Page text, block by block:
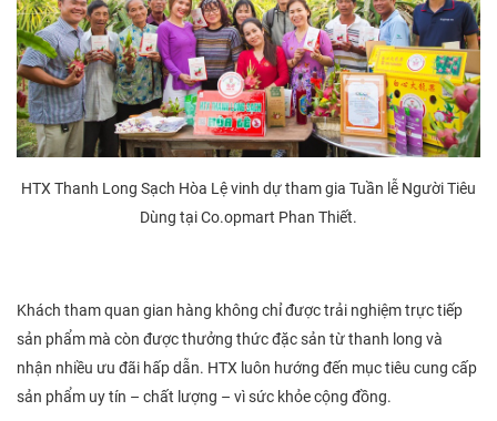
HTX Thanh Long Sạch Hòa Lệ vinh dự tham gia Tuần lễ Người Tiêu
Dùng tại Co.opmart Phan Thiết.
Khách tham quan gian hàng không chỉ được trải nghiệm trực tiếp
sản phẩm mà còn được thưởng thức đặc sản từ thanh long và
nhận nhiều ưu đãi hấp dẫn. HTX luôn hướng đến mục tiêu cung cấp
sản phẩm uy tín – chất lượng – vì sức khỏe cộng đồng.